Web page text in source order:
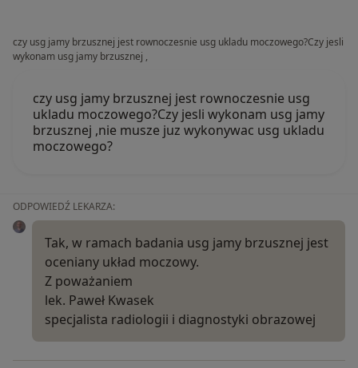
czy usg jamy brzusznej jest rownoczesnie usg ukladu moczowego?Czy jesli
wykonam usg jamy brzusznej ,
czy usg jamy brzusznej jest rownoczesnie usg
ukladu moczowego?Czy jesli wykonam usg jamy
brzusznej ,nie musze juz wykonywac usg ukladu
moczowego?
ODPOWIEDŹ LEKARZA:
Tak, w ramach badania usg jamy brzusznej jest
oceniany układ moczowy.
Z poważaniem
lek. Paweł Kwasek
specjalista radiologii i diagnostyki obrazowej